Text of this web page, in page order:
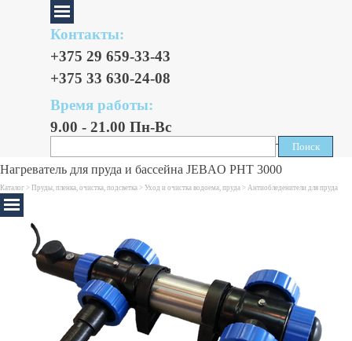
Контакты:
+375 29 659-33-43
+375 33 630-24-08
Время работы:
9.00 - 21.00 Пн-Вс
Поиск
Поиск
Нагреватель для пруда и бассейна JEBAO PHT 3000
Каталог > Пруды, пленка, очистка, подсветка > Уход и очистка водоема, пруда > Антиобледенители для пруда